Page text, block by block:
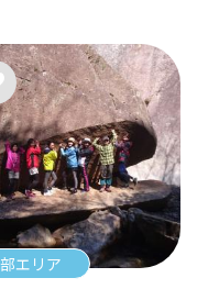
エリア